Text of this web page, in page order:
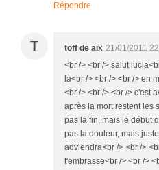
Répondre
T toff de aix 21/01/2011
<br /> <br /> salut
là<br /> <br /> <br /> en
<br /> <br /> <br /> c'est
après la mort restent les
pas la fin, mais le début
pas la douleur, mais
adviendra<br /> <br />
t'embrasse<br /> <br />